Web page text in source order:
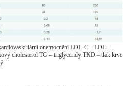
onemocnění LDL-C – LDL-
cholesterol TG – triglyceridy TKD – tlak krve